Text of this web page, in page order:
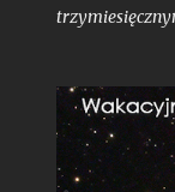
Ziemia
Słońca w
okrążenie